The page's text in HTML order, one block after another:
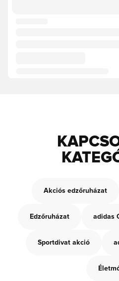
Akciós edzőruházat
Edzőruházat adidas
Sportdivat akció